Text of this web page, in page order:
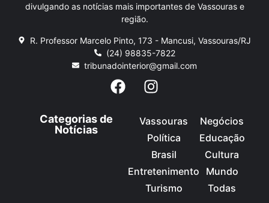
divulgando as notícias mais importantes de Vassouras e
região.
R. Professor Marcelo Pinto, 173 - Mancusi, Vassouras/RJ
(24) 98835-7822
tribunadointerior@gmail.com
Categorias de
Notícias
Vassouras
Política
Brasil
Entretenimento
Turismo
Negócios
Educação
Cultura
Mundo
Todas